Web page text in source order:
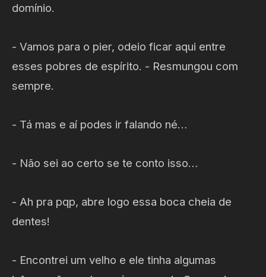
domínio.
- Vamos para o pier, odeio ficar aqui entre
esses pobres de espírito. - Resmungou com
sempre.
- Tá mas e aí podes ir falando né…
- Não sei ao certo se te conto isso…
- Ah pra pqp, abre logo essa boca cheia de
dentes!
- Encontrei um velho e ele tinha algumas